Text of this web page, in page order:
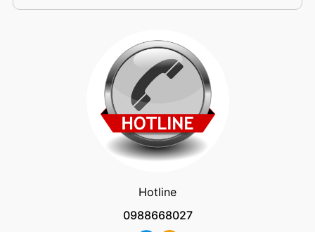
Hotline
0988668027